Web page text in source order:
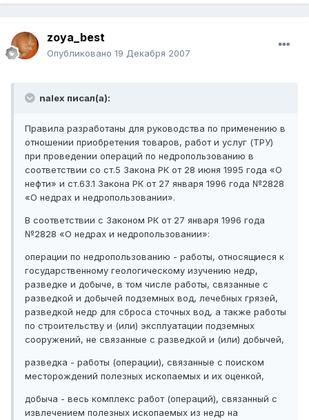
zoya_best
Опубликовано 19 Декабря 2007
nalex писал(а):
Правила разработаны для руководства по применению в
отношении приобретения товаров, работ и услуг (ТРУ)
при проведении операций по недропользованию в
соответствии со ст.5 Закона РК от 28 июня 1995 года «О
нефти» и ст.63.1 Закона РК от 27 января 1996 года №2828
«О недрах и недропользовании».
В соответствии с Законом РК от 27 января 1996 года
№2828 «О недрах и недропользовании»:
операции по недропользованию - работы, относящиеся к
государственному геологическому изучению недр,
разведке и добыче, в том числе работы, связанные с
разведкой и добычей подземных вод, лечебных грязей,
разведкой недр для сброса сточных вод, а также работы
по строительству и (или) эксплуатации подземных
сооружений, не связанные с разведкой и (или) добычей,
разведка - работы (операции), связанные с поиском
месторождений полезных ископаемых и их оценкой,
добыча - весь комплекс работ (операций), связанный с
извлечением полезных ископаемых из недр на